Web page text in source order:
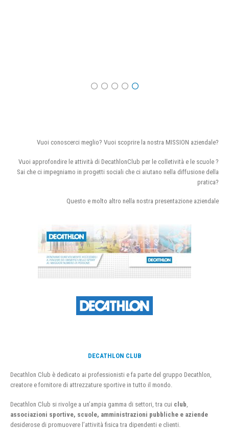
Vuoi conoscerci meglio? Vuoi scoprire la nostra MISSION aziendale?
Vuoi approfondire le attività di DecathlonClub per le colletività e le scuole ?
Sai che ci impegniamo in progetti sociali che ci aiutano nella diffusione della
pratica?
Questo e molto altro nella nostra presentazione aziendale
DECATHLON CLUB
Decathlon Club è dedicato ai professionisti e fa parte del gruppo Decathlon,
creatore e fornitore di attrezzature sportive in tutto il mondo.
Decathlon Club si rivolge a un’ampia gamma di settori, tra cui club
associazioni sportive, scuole, amministrazioni pubbliche e aziende
desiderose di promuovere l’attività fisica tra dipendenti e clienti.